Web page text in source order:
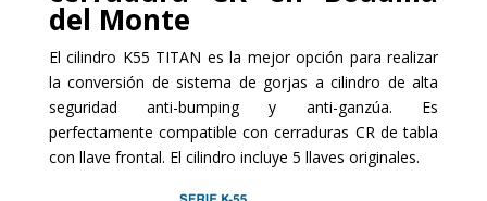
del Monte
El cilindro K55 TITAN es la mejor opción para realizar
la conversión de sistema de gorjas a cilindro de alta
seguridad anti-bumping y anti-ganzúa. Es
perfectamente compatible con cerraduras CR de tabla
con llave frontal. El cilindro incluye 5 llaves originales.